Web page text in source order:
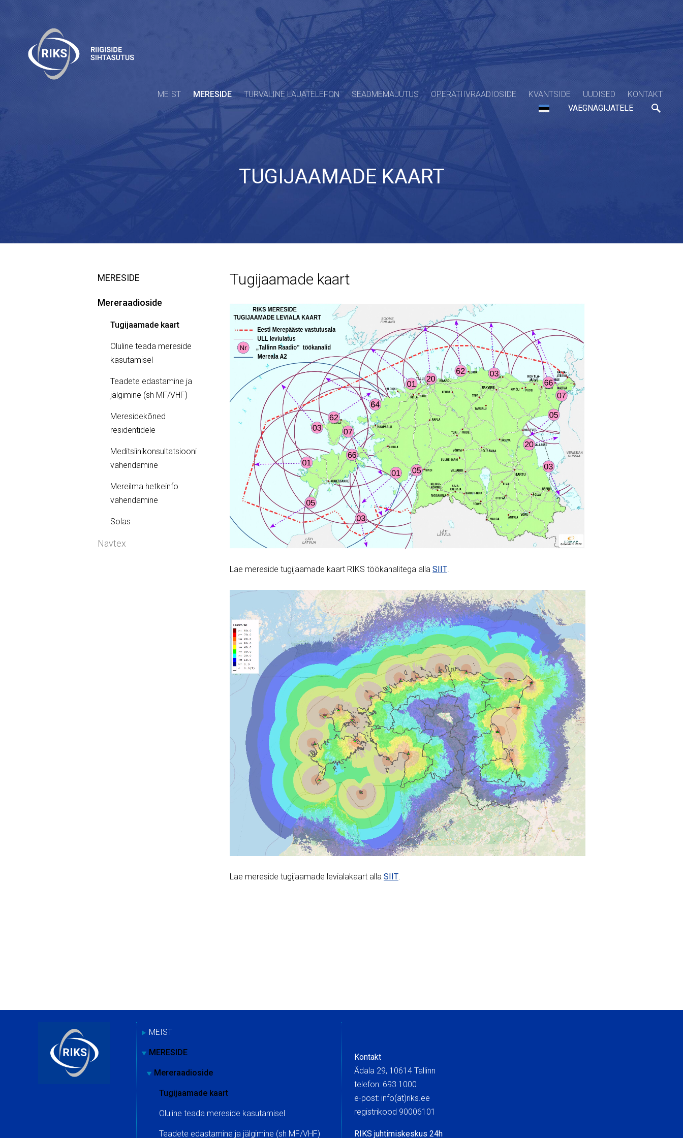
MEIST MERESIDE TURVALINE LAUATELEFON SEADMEMAJUTUS OPERATIIVRAADIOSIDE KVANTSIDE UUDISED
KONTAKT
VAEGNÄGIJATELE
TUGIJAAMADE KAART
MERESIDE
Mereraadioside
Tugijaamade kaart
Oluline teada mereside
kasutamisel
Teadete edastamine ja
jälgimine (sh MF/VHF)
Meresidekõned
residentidele
Meditsiinikonsultatsiooni
vahendamine
Mereilma hetkeinfo
vahendamine
Solas
Navtex
Tugijaamade kaart
Lae mereside tugijaamade kaart RIKS töökanalitega alla SIIT.
Lae mereside tugijaamade levialakaart alla SIIT.
MEIST
MERESIDE
Mereraadioside
Tugijaamade kaart
Oluline teada mereside kasutamisel
Teadete edastamine ja jälgimine (sh MF/VHF)
Kontakt
Ädala 29, 10614 Tallinn
telefon: 693 1000
e-post: info(ät)riks.ee
registrikood 90006101
RIKS juhtimiskeskus 24h